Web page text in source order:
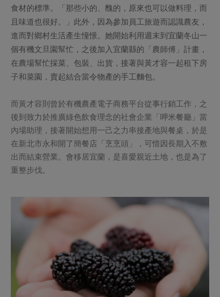
食材的標準。「那些小的、醜的，原來也可以做料理，而
且味道也很好。」此外，因為參加員工旅遊而認識農友，
進而對鄉村生活產生憧憬。她開始利用週末到宜蘭冬山一
個有機文旦園幫忙，之後加入宜蘭縣的「農師傅」計畫，
在農場幫忙採菜、包裝、出貨，接著與黃才容一起租下房
子和菜園，賣起結合當令物產的手工麵包。
而黃才容則曾於有機農產電子商務平台從事行銷工作，之
後到致力於推廣綠色飲食理念的社會企業「呷米餐廳」當
內場助理，接著開始想用一己之力串接產地與餐桌，於是
在新北市永和開了簡餐店「烹烹頭」，可惜因長期入不敷
出而結束營業。會移居宜蘭，是喜愛親近土地，也是為了
重整步伐。